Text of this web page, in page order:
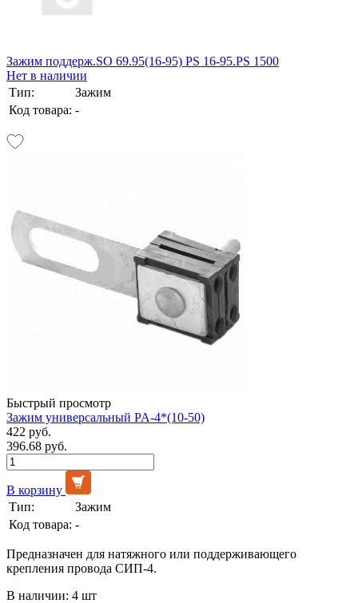
Зажим поддерж.SO 69.95(16-95) РS 16-95.PS 1500
Нет в наличии
Тип:
Зажим
Код товара: -
Быстрый просмотр
Зажим универсальный PA-4*(10-50)
422 руб.
396.68 руб.
В корзину
Тип:
Зажим
Код товара: -
Предназначен для натяжного или поддерживающего
крепления провода СИП-4.
В наличии: 4 шт